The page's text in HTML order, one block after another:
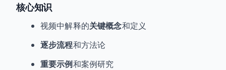
核心知识
视频中解释的关键概念和定义
逐步流程和方法论
重要示例和案例研究